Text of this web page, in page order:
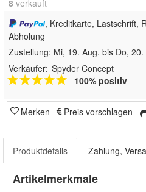
8 verkauft
, Kreditkarte, Lastschrift,
Abholung
Zustellung: Mi, 19. Aug. bis Do, 20.
Verkäufer: Spyder Concept
100% positiv
Merken Preis vorschlagen
Produktdetails Zahlung,
Artikelmerkmale